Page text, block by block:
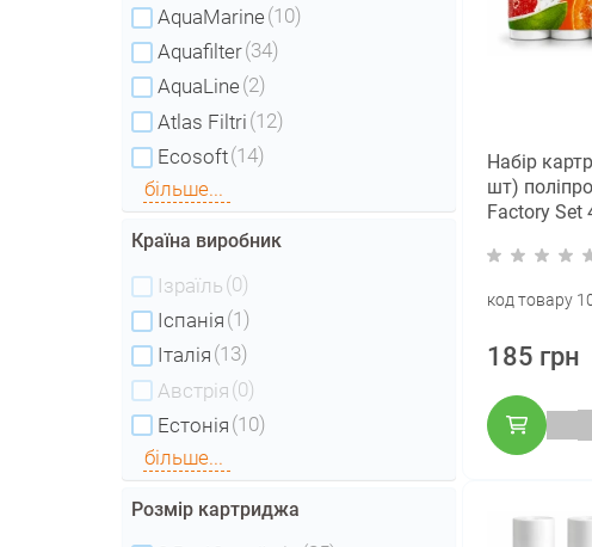
AquaMarine(10)
Aquafilter(34)
AquaLine(2)
Atlas Filtri (12)
Ecosoft(14)
більше...
Країна виробник
Ізраїль (0)
Іспанія (1)
Італія (13)
Австрія (0)
Естонія (10)
більше...
Розмір картриджа
Набір
шт)
Factory Set
код товару
185 грн